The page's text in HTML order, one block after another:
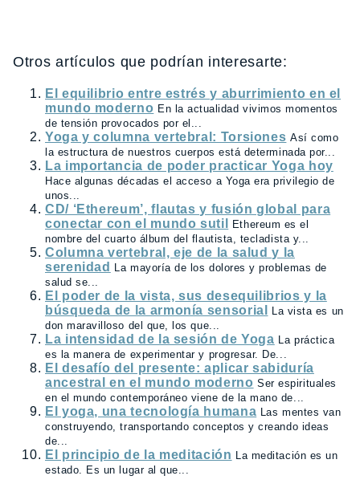
Otros artículos que podrían interesarte:
El equilibrio entre estrés y aburrimiento en el
mundo moderno En la actualidad vivimos momentos
de tensión provocados por el...
Yoga y columna vertebral: Torsiones Así como
la estructura de nuestros cuerpos está determinada por...
La importancia de poder practicar Yoga hoy
Hace algunas décadas el acceso a Yoga era privilegio de
unos...
CD/ ‘Ethereum’, flautas y fusión global para
conectar con el mundo sutil
Ethereum es el
nombre del cuarto álbum del flautista, tecladista y...
Columna vertebral, eje de la salud y la
serenidad
La mayoría de los dolores y problemas de
salud se...
El poder de la vista, sus desequilibrios y la
búsqueda de la armonía sensorial
La vista es un
don maravilloso del que, los que...
La intensidad de la sesión de Yoga La práctica
es la manera de experimentar y progresar. De...
El desafío del presente: aplicar sabiduría
ancestral en el mundo moderno Ser espirituales
en el mundo contemporáneo viene de la mano de...
El yoga, una tecnología humana Las mentes van
construyendo, transportando conceptos y creando ideas
de...
El principio de la meditación La meditación es un
estado. Es un lugar al que...